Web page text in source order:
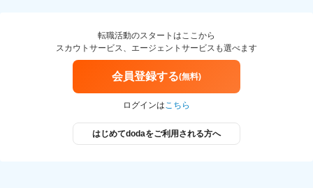
転職活動のスタートはここから
スカウトサービス、エージェントサービスも選べます
会員登録する(無料)
ログインはこちら
はじめてdodaをご利用される方へ